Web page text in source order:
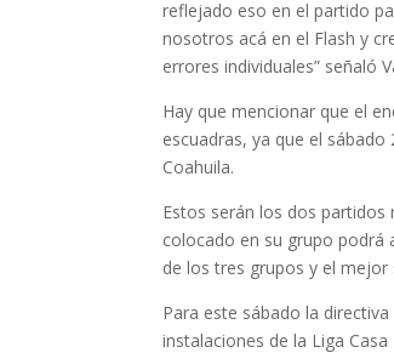
reflejado eso en el partido
nosotros acá en el Flash y
errores individuales” señaló
Hay que mencionar que el
escuadras, ya que el
Coahuila.
Estos serán los dos
colocado en su grupo podrá
de los tres grupos y el
Para este sábado la
instalaciones de la Liga